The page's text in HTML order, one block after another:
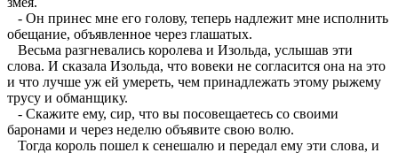
- Он принес мне его голову, теперь надлежит мне исполнить
обещание, объявленное через глашатых.
Весьма разгневались королева и Изольда, услышав эти
слова. И сказала Изольда, что вовеки не согласится она на это
и что лучше уж ей умереть, чем принадлежать этому рыжему
трусу и обманщику.
- Скажите ему, сир, что вы посовещаетесь со своими
баронами и через неделю объявите свою волю.
Тогда король пошел к сенешалю и передал ему эти слова, и